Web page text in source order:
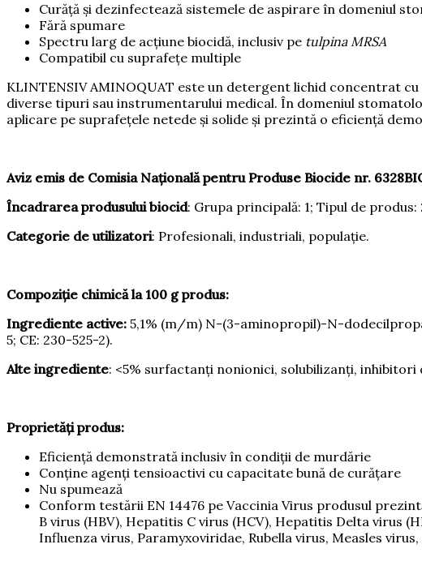
Curăță și dezinfectează sistemele de aspirare în domeniul
Fără spumare
Spectru larg de acțiune biocidă, inclusiv pe tulpina MRSA
Compatibil cu suprafețe multiple
KLINTENSIV AMINOQUAT este un detergent lichid concentrat
diverse tipuri sau instrumentarului medical. În domeniul
aplicare pe suprafețele netede și solide și prezintă o eficiență
Aviz emis de Comisia Națională pentru Produse Biocide nr.
Încadrarea produsului biocid: Grupa principală: 1; Tipul de produs:
Categorie de utilizatori: Profesionali, industriali, populație.
Compoziție chimică la 100 g produs:
Ingrediente active: 5,1% (m/m) N-(3-aminopropil)-N-
5; CE: 230-525-2).
Alte ingrediente: <5% surfactanți nonionici, solubilizanți,
Proprietăți produs:
Eficiență demonstrată inclusiv în condiții de murdărie
Conține agenți tensioactivi cu capacitate bună de curățare
Nu spumează
Conform testării EN 14476 pe Vaccinia Virus produsul
B virus (HBV), Hepatitis C virus (HCV), Hepatitis Delta virus
Influenza virus, Paramyxoviridae, Rubella virus, Measles